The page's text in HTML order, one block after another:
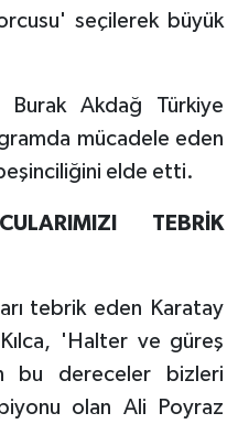
seçilerek büyük
Burak Akdağ Türkiye
mücadele eden
elde etti.
TEBRİK
tebrik eden Karatay
'Halter ve güreş
bu dereceler bizleri
olan Ali Poyraz